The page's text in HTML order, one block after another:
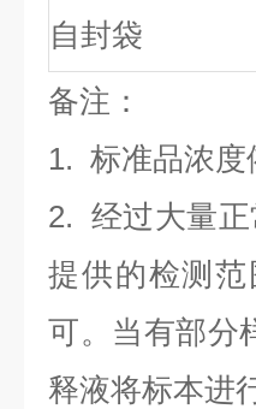
自封袋
备注 ：
1. 标准品浓度
2. 经过大量正
提供的检测
可。当有部分
释液将标本进